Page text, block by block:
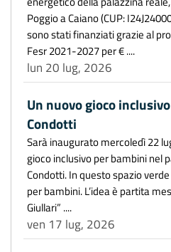
Poggio a Caiano (CUP:
sono stati finanziati grazie al
Fesr 2021-2027 per € ....
lun 20 lug, 2026
Un nuovo gioco
Condotti
Sarà inaugurato mercoledì 22
gioco inclusivo per bambini nel
Condotti. In questo spazio
per bambini. L’idea è partita
Giullari” ....
ven 17 lug, 2026